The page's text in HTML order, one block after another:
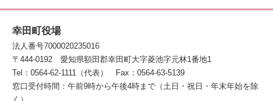
幸田町役場
法人番号7000020235016
〒444-0192
愛知県額田郡幸田町大字菱池字元林1番地1
Tel：0564-62-1111（代表）
Fax：0564-63-5139
窓口受付時間：午前9時から午後4時まで（土日・祝日・年末年始を除